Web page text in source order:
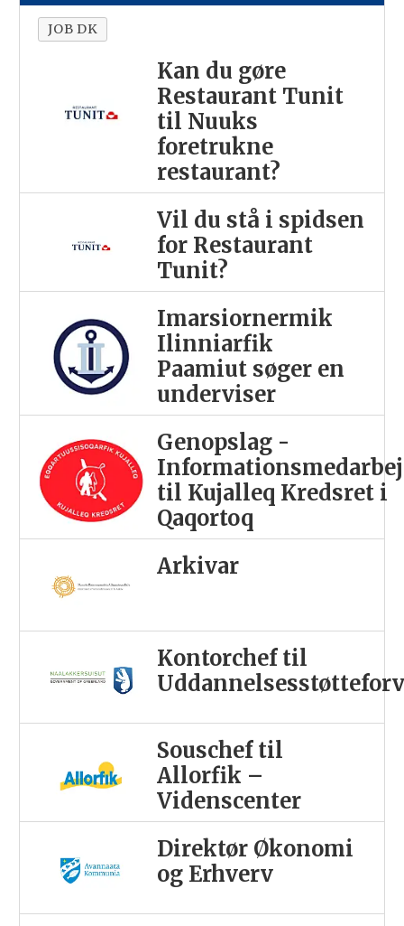
JOB DK
Kan du gøre
Restaurant Tunit
til Nuuks
foretrukne
restaurant?
Vil du stå i spidsen
for Restaurant
Tunit?
Imarsiornermik
Ilinniarfik
Paamiut søger en
underviser
Genopslag -
til Kujalleq Kredsret i
Qaqortoq
Arkivar
Kontorchef til
Souschef til
Allorfik –
Videnscenter
Direktør Økonomi
og Erhverv